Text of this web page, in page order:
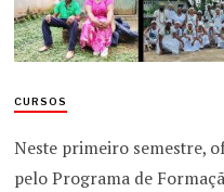
CURSOS
Neste primeiro semestre,
pelo Programa de